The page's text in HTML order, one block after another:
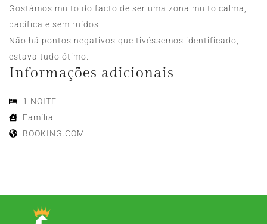
Gostámos muito do facto de ser uma zona muito calma,
pacífica e sem ruídos.
Não há pontos negativos que tivéssemos identificado,
estava tudo ótimo.
Informações adicionais
1 NOITE
Família
BOOKING.COM